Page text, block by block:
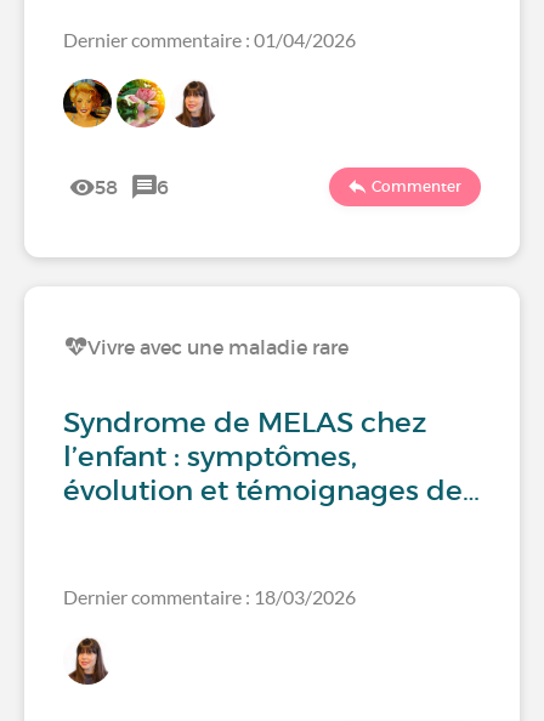
Dernier commentaire : 01/04/2026
58 6 Commenter
Vivre avec une maladie rare
Syndrome de MELAS chez
l’enfant : symptômes,
évolution et témoignages de…
Dernier commentaire : 18/03/2026